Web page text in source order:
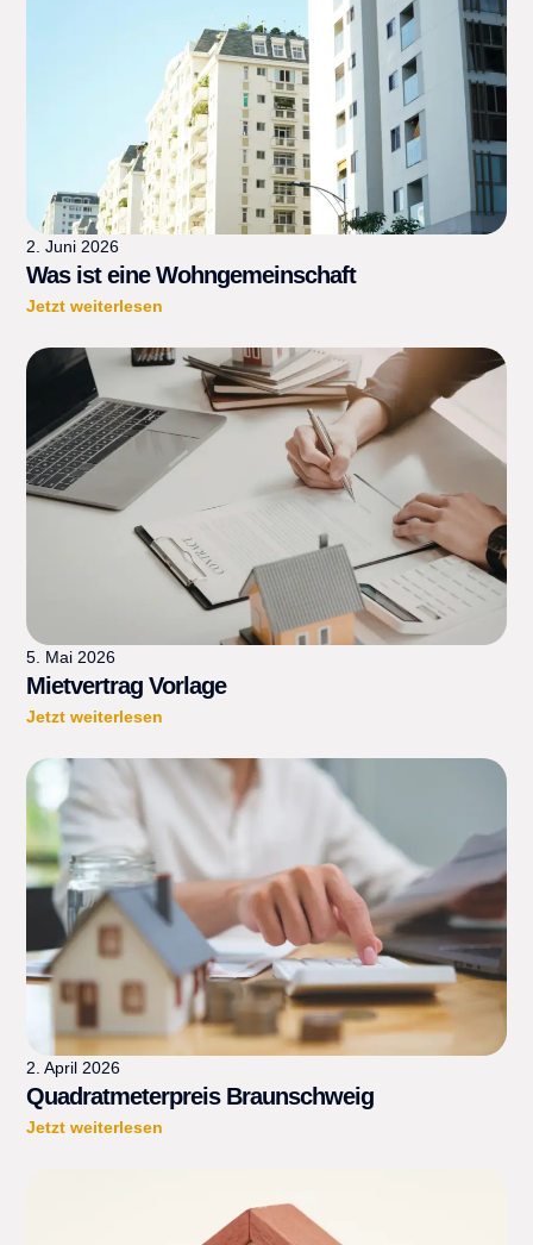
2. Juni 2026
Was ist eine Wohngemeinschaft
Jetzt weiterlesen
5. Mai 2026
Mietvertrag Vorlage
Jetzt weiterlesen
2. April 2026
Quadratmeterpreis Braunschweig
Jetzt weiterlesen